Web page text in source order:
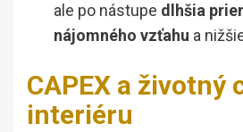
ale po nástupe dlhšia
nájomného vzťahu a
CAPEX a životný
interiéru